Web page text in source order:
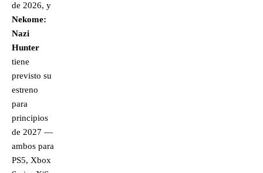
de 2026, y
Nekome:
Nazi
Hunter
tiene
previsto su
estreno
para
principios
de 2027 —
ambos para
PS5, Xbox